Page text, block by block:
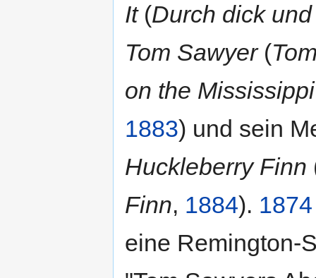
It(Durch dick
Tom Sawyer(
on the Mississippi
1883) und sein
Huckleberry Finn
Finn, 1884). 1874
eine Remington-